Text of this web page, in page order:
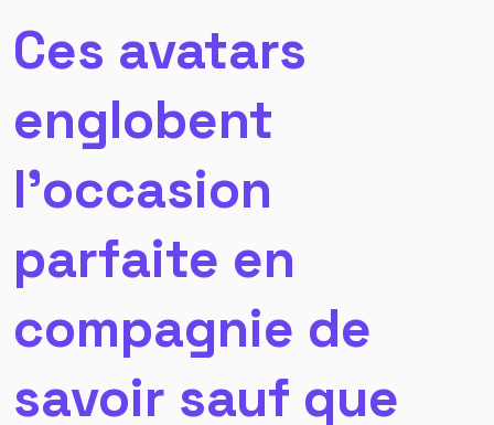
Ces avatars
englobent
l’occasion
parfaite en
compagnie de
savoir sauf que